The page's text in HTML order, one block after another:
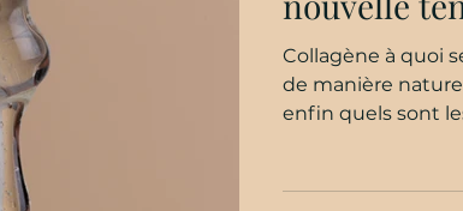
Collagène à quoi
de manière
enfin quels sont